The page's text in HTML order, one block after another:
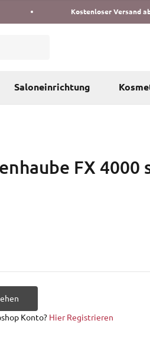
Kostenloser Versand
Saloneinrichtung
FX 4000
Konto? Hier Registrieren